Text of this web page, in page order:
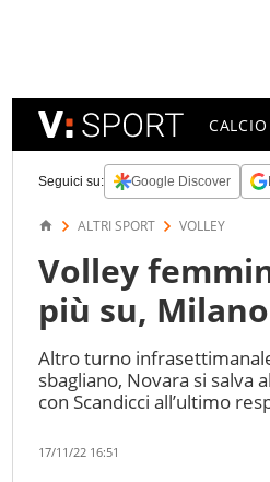
CALCIO
Seguici su: Google Discover
ALTRI SPORT VOLLEY
Volley
più su,
Altro turno
sbagliano, Novara si salva
con Scandicci all’ultimo
17/11/22 16:51